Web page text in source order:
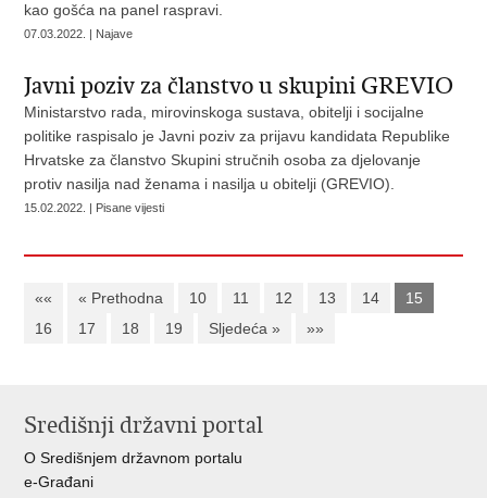
kao gošća na panel raspravi.
07.03.2022. | Najave
Javni poziv za članstvo u skupini GREVIO
Ministarstvo rada, mirovinskoga sustava, obitelji i socijalne
politike raspisalo je Javni poziv za prijavu kandidata Republike
Hrvatske za članstvo Skupini stručnih osoba za djelovanje
protiv nasilja nad ženama i nasilja u obitelji (GREVIO).
15.02.2022. | Pisane vijesti
«« « Prethodna 10 11 12 13 14
15
16
17 18 19 Sljedeća » »»
Središnji državni portal
O Središnjem državnom portalu
e-Građani